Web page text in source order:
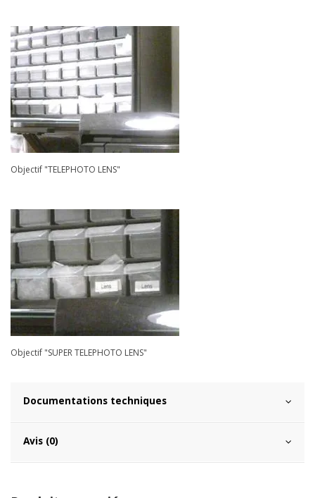
Objectif "TELEPHOTO LENS"
Objectif "SUPER TELEPHOTO LENS"
Documentations techniques
Avis (0)